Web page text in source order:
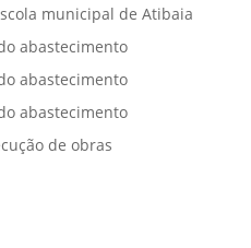
municipal de Atibaia
abastecimento
abastecimento
abastecimento
de obras